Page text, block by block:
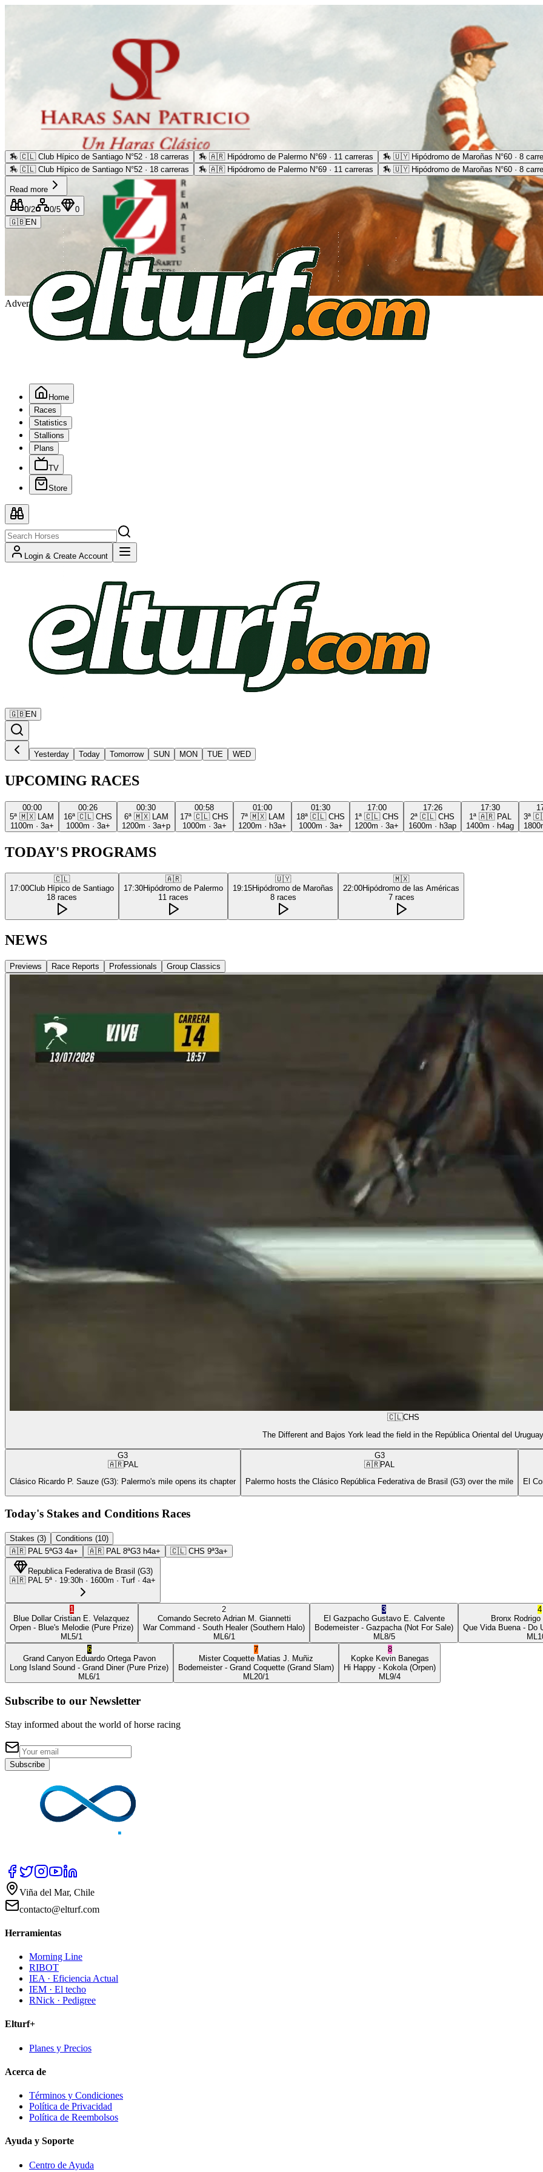
Advertising
🏇 🇨🇱 Club Hípico de Santiago N°52 · 18 carreras 🏇 🇦🇷 Hipódromo de Palermo N°69 · 11 carreras 🏇 🇺🇾 Hipódromo de Maroñas N°60 · 8
🏇 🇨🇱 Club Hípico de Santiago N°52 · 18 carreras 🏇 🇦🇷 Hipódromo de Palermo N°69 · 11 carreras 🏇 🇺🇾 Hipódromo de Maroñas N°60 · 8
Read more
0/2 0/5
0
🇬🇧EN
Home
Races
Statistics
Stallions
Plans
TV
Store
Login & Create Account
🇬🇧EN
Yesterday Today Tomorrow SUN MON TUE WED
UPCOMING RACES
00:00
5ª 🇲🇽
LAM
1100m · 3a+
00:26
16ª 🇨🇱 CHS
1000m · 3a+
00:30
6ª 🇲🇽
LAM
1200m · 3a+p
00:58
17ª 🇨🇱 CHS
1000m · 3a+
01:00
7ª 🇲🇽
LAM
1200m · h3a+
01:30
18ª 🇨🇱 CHS
1000m · 3a+
17:00
1ª 🇨🇱 CHS
1200m · 3a+
17:26
2ª 🇨🇱 CHS
1600m · h3ap
17:30
1ª 🇦🇷 PAL
1400m · h4ag
3ª
TODAY'S PROGRAMS
🇨🇱
17:00Club Hípico de Santiago
18 races
🇦🇷
17:30Hipódromo de Palermo
11 races
🇺🇾
19:15Hipódromo de Maroñas
8 races
🇲🇽
22:00Hipódromo de las Américas
7 races
NEWS
Previews Race Reports Professionals Group Classics
🇨🇱CHS
The Different and Bajos York lead the field in the República Oriental del Uruguay
G3
🇦🇷PAL
Clásico Ricardo P. Sauze (G3): Palermo's mile opens its chapter
G3
🇦🇷PAL
Palermo hosts the Clásico República Federativa de Brasil (G3) over the mile
El
Today's Stakes and Conditions Races
Stakes (3)
Conditions (10)
🇦🇷 PAL 5ªG3 4a+ 🇦🇷 PAL 8ªG3 h4a+ 🇨🇱 CHS 9ª3a+
Republica Federativa de Brasil (G3)
🇦🇷 PAL 5ª · 19:30h · 1600m · Turf · 4a+
1
Blue Dollar Cristian E. Velazquez
Orpen - Blue's Melodie (Pure Prize)
ML5/1
2
Comando Secreto Adrian M. Giannetti
War Command - South Healer(Southern Halo)
ML6/1
3
El Gazpacho Gustavo E. Calvente
Bodemeister- Gazpacha(Not For Sale)
ML8/5
4
Bronx
Que Vida Buena- Do
ML
6
Grand Canyon Eduardo Ortega Pavon
Long Island Sound - Grand Diner(Pure Prize)
ML6/1
7
Mister Coquette Matias J. Muñiz
Bodemeister- Grand Coquette (Grand Slam)
ML20/1
8
Kopke Kevin Banegas
Hi Happy - Kokola(Orpen)
ML9/4
Subscribe to our Newsletter
Stay informed about the world of horse racing
Subscribe
Viña del Mar, Chile
contacto@elturf.com
Herramientas
Morning Line
RIBOT
IEA · Eficiencia Actual
IEM · El techo
RNick · Pedigree
Elturf+
Planes y Precios
Acerca de
Términos y Condiciones
Política de Privacidad
Política de Reembolsos
Ayuda y Soporte
Centro de Ayuda